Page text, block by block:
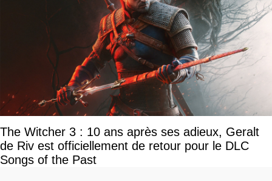
The Witcher 3 : 10 ans après ses adieux, Geralt
de Riv est officiellement de retour pour le DLC
Songs of the Past